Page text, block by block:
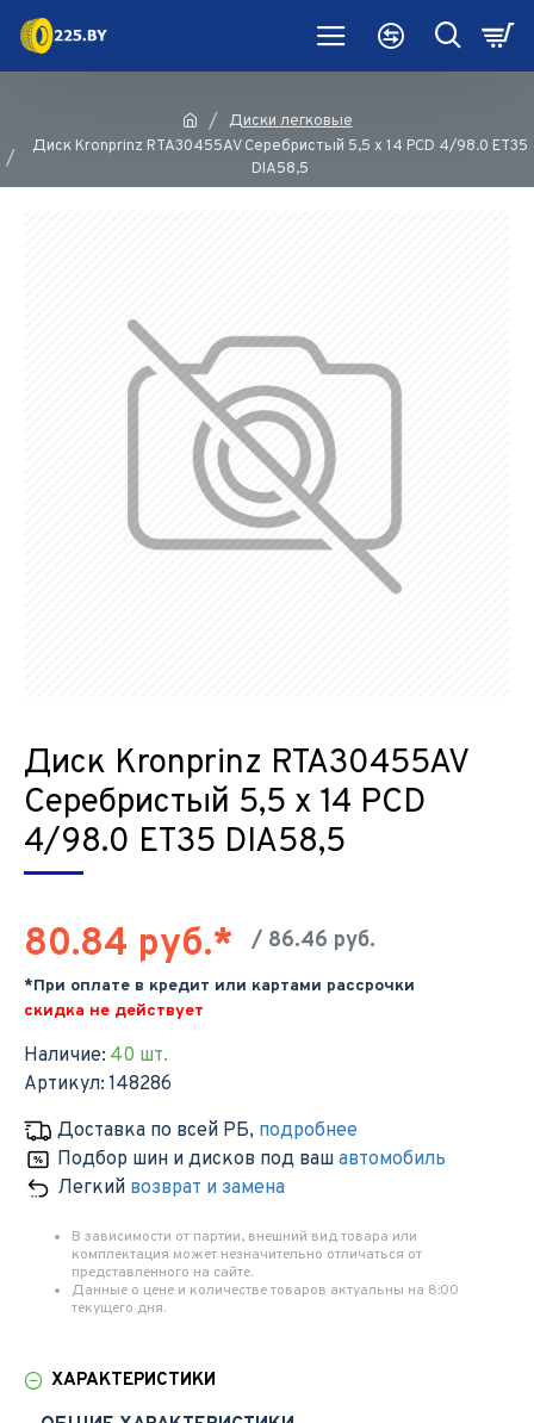
Диски легковые
Диск Kronprinz RTA30455AV Серебристый 5,5 х 14 PCD 4/98.0 ET35
DIA58,5
Диск Kronprinz RTA30455AV
Серебристый 5,5 х 14 PCD
4/98.0 ET35 DIA58,5
Наличие: 40 шт.
Артикул: 148286
80.84 руб.* / 86.46 руб.
*При оплате в кредит или картами рассрочки
скидка не действует
Доставка по всей РБ, подробнее
Подбор шин и дисков под ваш автомобиль
Легкий возврат и замена
В зависимости от партии, внешний вид товара или
комплектация может незначительно отличаться от
представленного на сайте.
Данные о цене и количестве товаров актуальны на 8:00
текущего дня.
ХАРАКТЕРИСТИКИ